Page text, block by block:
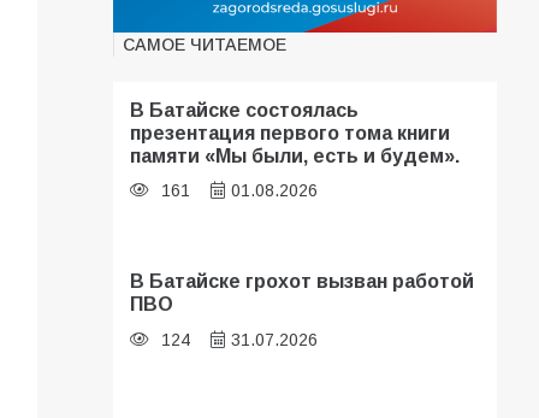
САМОЕ ЧИТАЕМОЕ
В Батайске состоялась
презентация первого тома книги
памяти «Мы были, есть и будем».
161 01.08.2026
В Батайске грохот вызван работой
ПВО
124 31.07.2026